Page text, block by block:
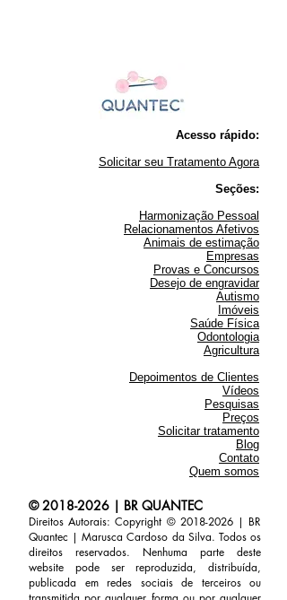
Acesso rápido:
Solicitar seu Tratamento Agora
Seções:
Harmonização Pessoal
Relacionamentos Afetivos
Animais de estimação
Empresas
Provas e Concursos
Desejo de engravidar
Autismo
Imóveis
Saúde Física
Odontologia
Agricultura
Depoimentos de Clientes
Vídeos
Pesquisas
Preços
Solicitar tratamento
Blog
Contato
Quem somos
©2018-2026 | BR QUANTEC
Direitos Autorais: Copyright © 2018-2026|BR
Quantec | Marusca Cardoso da Silva. Todos os
direitos reservados. Nenhuma parte deste
website pode ser reproduzida, distribuída,
publicada em redes sociais de terceiros ou